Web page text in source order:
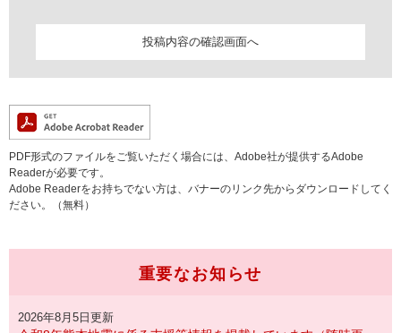
PDF形式のファイルをご覧いただく場合には、Adobe社が提供するAdobe
Readerが必要です。
Adobe Readerをお持ちでない方は、バナーのリンク先からダウンロードしてく
ださい。（無料）
重要なお知らせ
2026年8月5日更新